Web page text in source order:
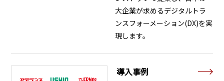
大企業が求めるデジタルトラ
ンスフォーメーション(DX)を実
現します。
導入事例